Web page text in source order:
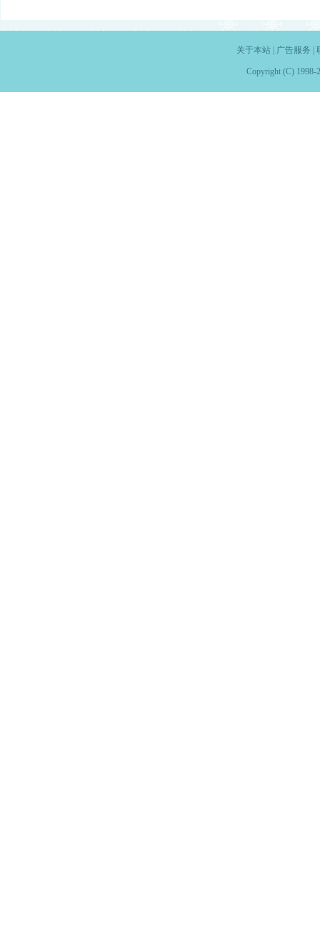
关于本站| 广告服务
Copyright (C) 1998-